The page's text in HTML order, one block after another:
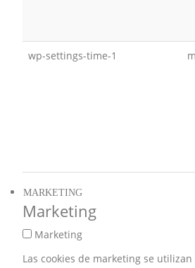
wp-settings-time-1
MARKETING
Marketing
Marketing
Las cookies de marketing se